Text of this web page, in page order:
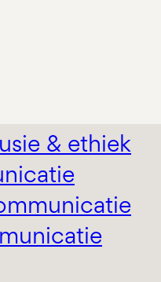
& ethiek